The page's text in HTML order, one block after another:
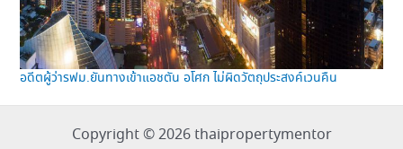
อดีตผู้ว่ารฟม.ยันทางเข้าแอชตัน อโศก ไม่ผิดวัตถุประสงค์เวนคืน
Copyright © 2026 thaipropertymentor